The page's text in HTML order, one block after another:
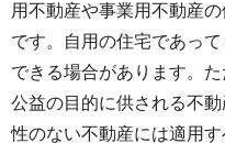
用不動産や事業用不動産
です。自用の住宅であっ
できる場合があります。
公益の目的に供される不
性のない不動産には適用す